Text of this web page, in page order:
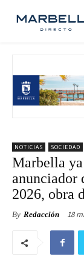
NOTICIAS SOCIEDAD
Marbella
anunciador
2026, obra
By Redacción 18